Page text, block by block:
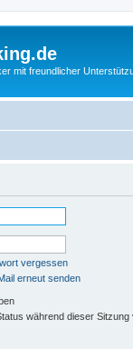
mit freundlicher
vergessen
erneut senden
während dieser Sitzung